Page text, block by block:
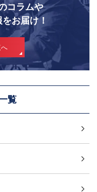
コラムや
お届け！
覧